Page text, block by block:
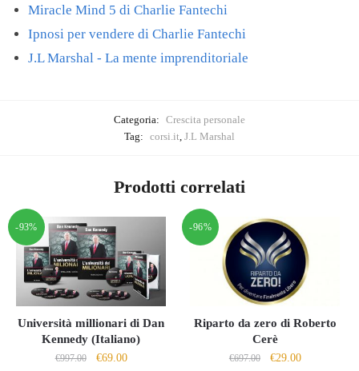
Miracle Mind 5 di Charlie Fantechi
Ipnosi per vendere di Charlie Fantechi
J.L Marshal - La mente imprenditoriale
Categoria: Crescita personale
Tag: corsi.it J.L Marshal
Prodotti correlati
-93%
Università millionari di Dan
Kennedy (Italiano)
€997.00
Il
€69.00Il
-96%
Riparto da zero di Roberto
Cerè
€697.00
Il
€29.00Il